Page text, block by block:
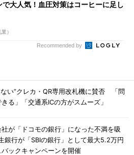
で大人気！血圧対策はコーヒーに足し
）
Recommended by
ない”クレカ・QR専用改札機に賛否 「問
る」「交通系ICの方がスムーズ」
が「ドコモの銀行」になった不満を吸
行が「SBIの銀行」として最大5.2万円
ックキャンペーンを開催